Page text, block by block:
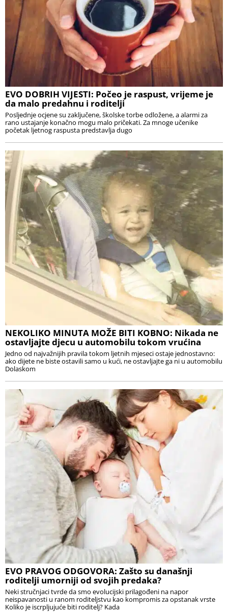
EVO DOBRIH VIJESTI: Počeo je raspust, vrijeme je
da malo predahnu i roditelji
Posljednje ocjene su zaključene, školske torbe odložene, a alarmi za
rano ustajanje konačno mogu malo pričekati. Za mnoge učenike
početak ljetnog raspusta predstavlja dugo
NEKOLIKO MINUTA MOŽE BITI KOBNO: Nikada ne
ostavljajte djecu u automobilu tokom vrućina
Jedno od najvažnijih pravila tokom ljetnih mjeseci ostaje jednostavno:
ako dijete ne biste ostavili samo u kući, ne ostavljajte ga ni u automobilu
Dolaskom
EVO PRAVOG ODGOVORA: Zašto su današnji
roditelji umorniji od svojih predaka?
Neki stručnjaci tvrde da smo evolucijski prilagođeni na napor
neispavanosti u ranom roditeljstvu kao kompromis za opstanak vrste
Koliko je iscrpljujuće biti roditelj? Kada